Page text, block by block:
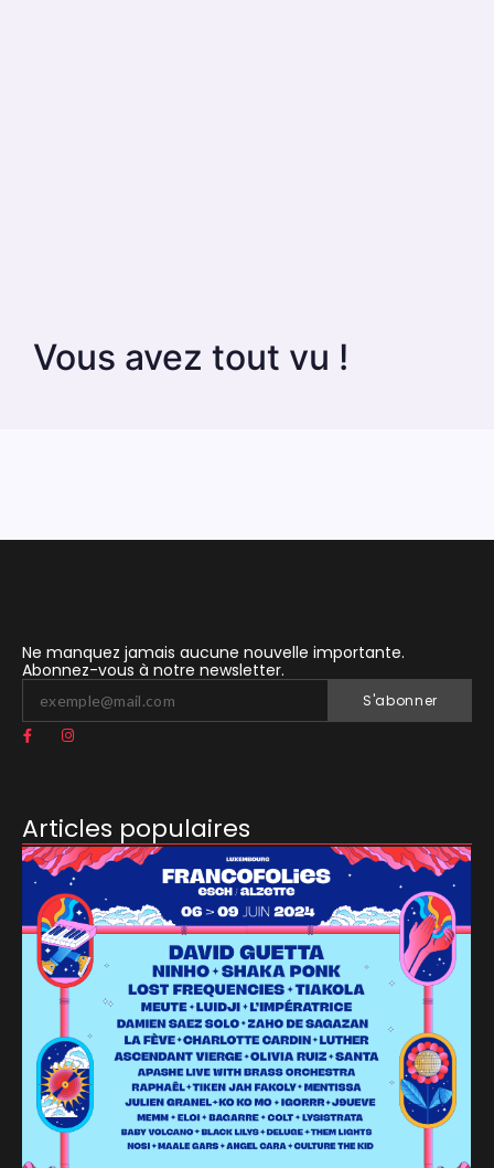
Vous avez tout vu !
Ne manquez jamais aucune nouvelle importante.
Abonnez-vous à notre newsletter.
S'abonner
Articles populaires